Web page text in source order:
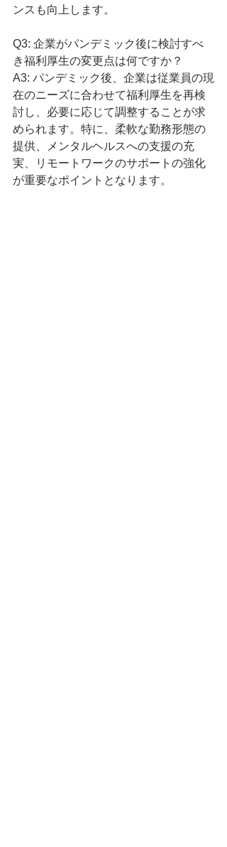
ンスも向上します。
Q3: 企業がパンデミック後に検討すべ
き福利厚生の変更点は何ですか？
A3: パンデミック後、企業は従業員の現
在のニーズに合わせて福利厚生を再検
討し、必要に応じて調整することが求
められます。特に、柔軟な勤務形態の
提供、メンタルヘルスへの支援の充
実、リモートワークのサポートの強化
が重要なポイントとなります。